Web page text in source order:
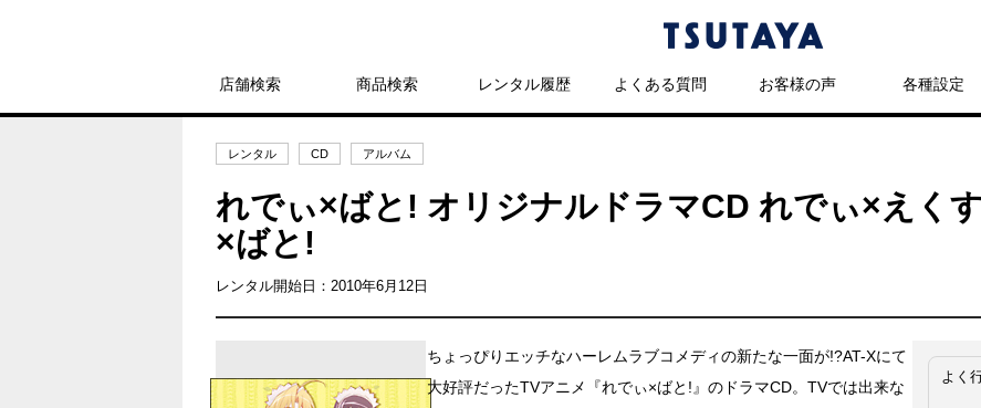
店舗検索 商品検索 レンタル履歴 よくある質問 お客様の声 各種設定
レンタル CD アルバム
れでぃ×ばと! オリジナルドラマCD れでぃ×え
×ばと!
レンタル開始日：2010年6月12日
ちょっぴりエッチなハーレムラブコメディの新たな一面が!?AT-Xにて
大好評だったTVアニメ『れでぃ×ばと!』のドラマCD。TVでは出来な
よく